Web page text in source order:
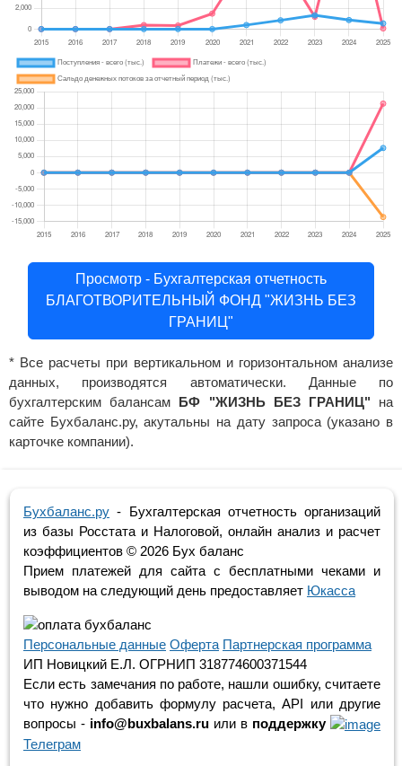
Просмотр - Бухгалтерская отчетность
БЛАГОТВОРИТЕЛЬНЫЙ ФОНД "ЖИЗНЬ БЕЗ
ГРАНИЦ"
* Все расчеты при вертикальном и горизонтальном анализе
данных, производятся автоматически. Данные по
бухгалтерским балансам БФ "ЖИЗНЬ БЕЗ ГРАНИЦ" на
сайте Бухбаланс.ру, акутальны на дату запроса (указано в
карточке компании).
Бухбаланс.ру - Бухгалтерская отчетность организаций
из базы Росстата и Налоговой, онлайн анализ и расчет
коэффициентов © 2026 Бух баланс
Прием платежей для сайта с бесплатными чеками и
выводом на следующий день предоставляет Юкасса
Персональные данные Оферта Партнерская программа
ИП Новицкий Е.Л. ОГРНИП 318774600371544
Если есть замечания по работе, нашли ошибку, считаете
что нужно добавить формулу расчета, API или другие
вопросы - info@buxbalans.ru или в поддержку
Телеграм